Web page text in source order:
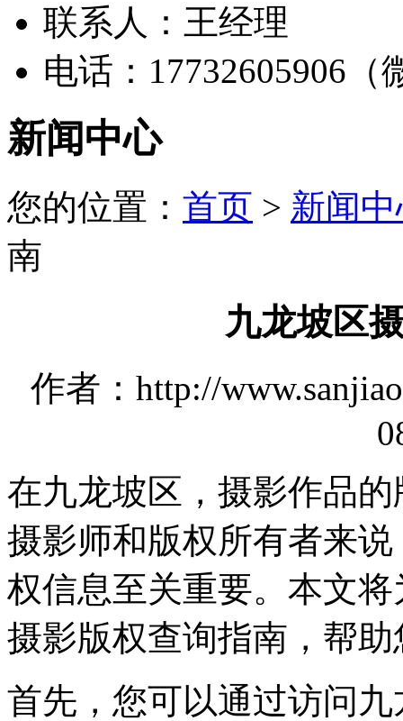
联系人：王经理
电话：17732605906（
新闻中心
您的位置： 首页 > 新闻
南
九龙坡区
作者：http://
在九龙坡区，摄影作品
摄影师和版权所有者来
权信息至关重要。本文
摄影版权查询指南，帮
首先，您可以通过访问